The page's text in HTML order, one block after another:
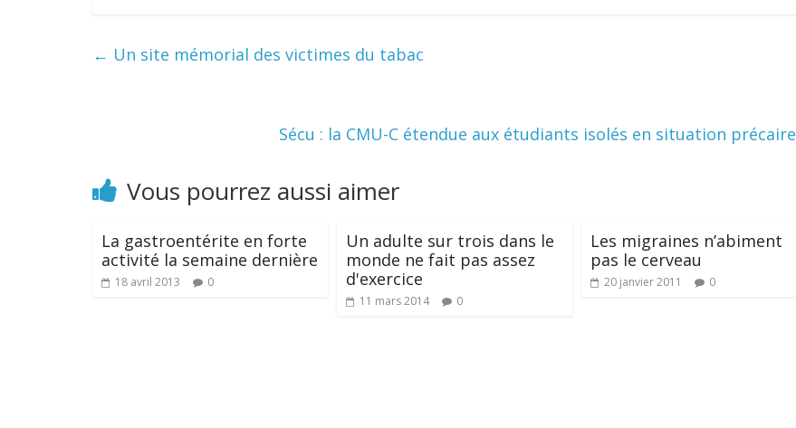
← Un site mémorial des victimes du tabac
Sécu : la CMU-C étendue aux étudiants isolés en situation précaire
Vous pourrez aussi aimer
La gastroentérite en forte
activité la semaine dernière
18 avril 2013 0
Un adulte sur trois dans le
monde ne fait pas assez
d'exercice
11 mars 2014 0
Les migraines n’abiment
pas le cerveau
20 janvier 2011 0